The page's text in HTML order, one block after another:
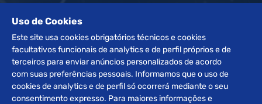
Receba nossos
INFORMATIVOS
ENVIAR
Uso de Cookies
Este site usa cookies obrigatórios técnicos e cookies
facultativos funcionais de analytics e de perfil próprios e de
terceiros para enviar anúncios personalizados de acordo
com suas preferências pessoais. Informamos que o uso de
cookies de analytics e de perfil só ocorrerá mediante o seu
consentimento expresso. Para maiores informações e